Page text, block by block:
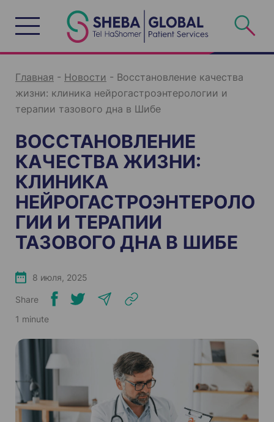
c
Главная - Новости - Восстановление качества
жизни: клиника нейрогастроэнтерологии и
терапии тазового дна в Шибе
ВОССТАНОВЛЕНИЕ
КАЧЕСТВА ЖИЗНИ:
КЛИНИКА
НЕЙРОГАСТРОЭНТЕРОЛО
ГИИ И ТЕРАПИИ
ТАЗОВОГО ДНА В ШИБЕ
8 июля, 2025
Share
1 minute